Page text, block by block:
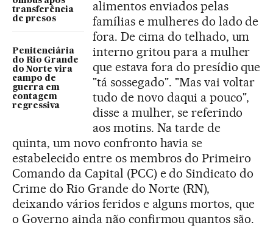
transferência
de presos
Penitenciária
do Rio Grande
do Norte vira
campo de
guerra em
contagem
regressiva
alimentos enviados pelas
famílias e mulheres do lado de
fora. De cima do telhado, um
interno gritou para a mulher
que estava fora do presídio que
"tá sossegado". "Mas vai voltar
tudo de novo daqui a pouco",
disse a mulher, se referindo
aos motins. Na tarde de
quinta, um novo confronto havia se
estabelecido entre os membros do Primeiro
Comando da Capital (PCC) e do Sindicato do
Crime do Rio Grande do Norte (RN),
deixando vários feridos e alguns mortos, que
o Governo ainda não confirmou quantos são.